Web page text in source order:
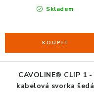
Skladem
CAVOLINE® CLIP 1 -
kabelová svorka šedá